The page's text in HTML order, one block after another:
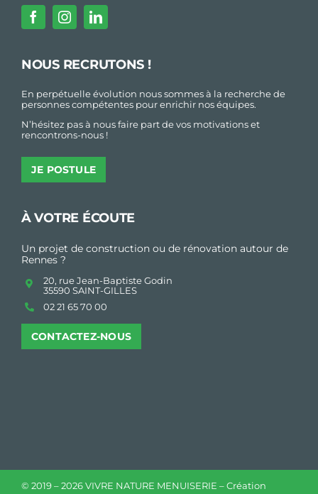
NOUS RECRUTONS !
En perpétuelle évolution nous sommes à la recherche de
personnes compétentes pour enrichir nos équipes.
N’hésitez pas à nous faire part de vos motivations et
rencontrons-nous !
JE POSTULE
À VOTRE ÉCOUTE
Un projet de construction ou de rénovation autour de
Rennes ?
20, rue Jean-Baptiste Godin
35590 SAINT-GILLES
02 21 65 70 00
CONTACTEZ-NOUS
© 2019 –2026 VIVRE NATURE MENUISERIE – Création